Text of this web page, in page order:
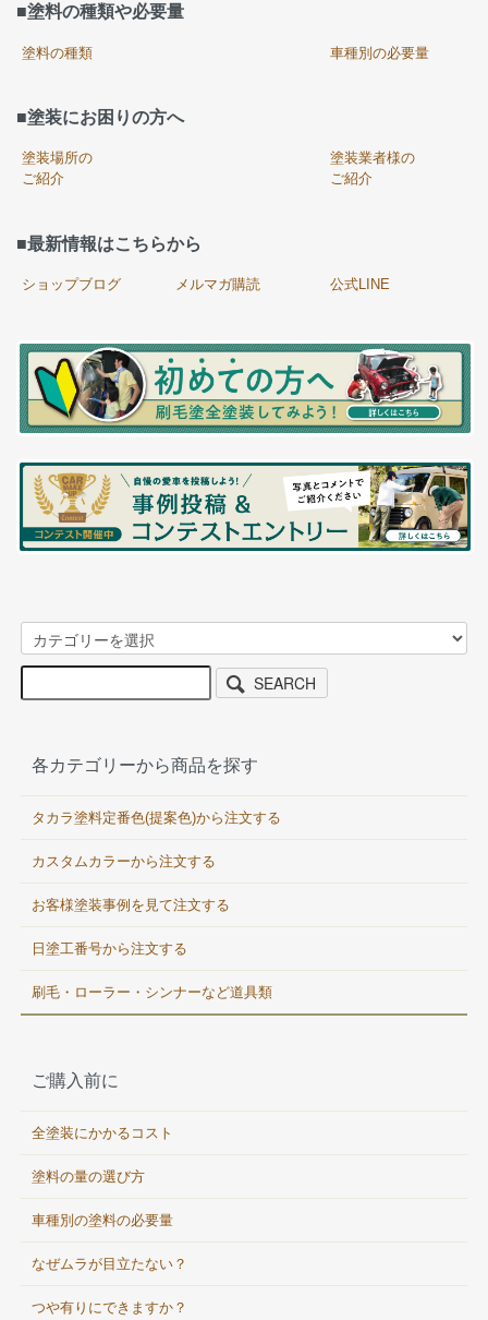
■塗料の種類や必要量
塗料の種類 車種別の必要量
■塗装にお困りの方へ
塗装場所の
ご紹介
塗装業者様の
ご紹介
■最新情報はこちらから
ショップブログ メルマガ購読 公式LINE
SEARCH
各カテゴリーから商品を探す
タカラ塗料定番色(提案色)から注文する
カスタムカラーから注文する
お客様塗装事例を見て注文する
日塗工番号から注文する
刷毛・ローラー・シンナーなど道具類
ご購入前に
全塗装にかかるコスト
塗料の量の選び方
車種別の塗料の必要量
なぜムラが目立たない？
つや有りにできますか？